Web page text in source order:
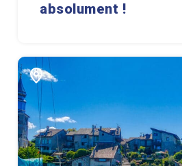
absolument !